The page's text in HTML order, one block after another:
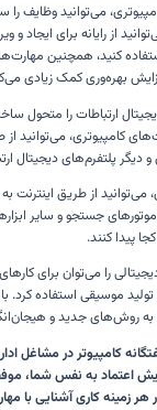
می‌توانید وظایف را
از رایانه برای ایجاد و
کنید، همچنین
بهره‌وری کمک زیادی
ارتباطات را متحول
کامپیوتری، می‌توانید
دیگر پلتفرم‌های دیجیتال
می‌توانید از طریق اینترنت
جستجو و سایر
پیدا کنند.
را می‌توان برای
موسیقی استفاده کرد.
به روش‌های جدید و
کامپیوتر در مشاغل
اعتماد به نفس شما،
زمینه کاری آشنایی با